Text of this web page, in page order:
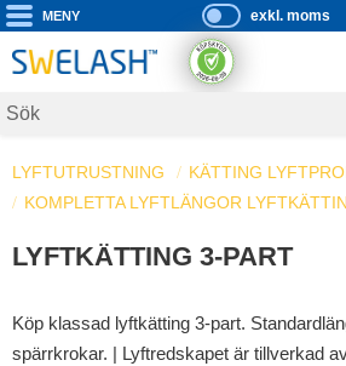
Meny
P
ri
s
s
a
exkl. moms
LYFTUTRUSTNING
KÄTTING
KOMPLETTA LYFTLÄNGOR
LYFTKÄTTING 3-PART
Köp klassad lyftkätting 3-part.
spärrkrokar. | Lyftredskapet är tillverkad